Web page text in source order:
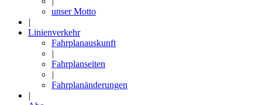
unser Motto
|
Linienverkehr
Fahrplanauskunft
|
Fahrplanseiten
|
Fahrplanänderungen
|